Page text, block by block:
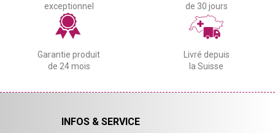
exceptionnel
de 30 jours
Garantie produit
de 24 mois
Livré depuis
la Suisse
INFOS & SERVICE